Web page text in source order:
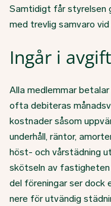
Samtidigt får styrelsen
med trevlig samvaro
Ingår i
Alla medlemmar
ofta debiteras
kostnader såsom
underhåll, räntor,
höst- och vårstädning
skötseln av fastigheten
del föreningar ser dock
nere för utvändig